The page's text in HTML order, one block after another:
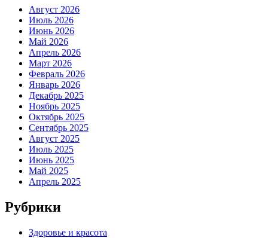
Август 2026
Июль 2026
Июнь 2026
Май 2026
Апрель 2026
Март 2026
Февраль 2026
Январь 2026
Декабрь 2025
Ноябрь 2025
Октябрь 2025
Сентябрь 2025
Август 2025
Июль 2025
Июнь 2025
Май 2025
Апрель 2025
Рубрики
Здоровье и красота